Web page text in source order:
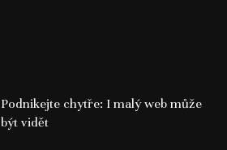
Podnikejte chytře: I malý web může
být vidět